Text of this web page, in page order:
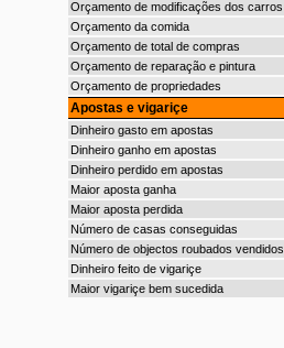
Orçamento de modificações dos carros
Orçamento da comida
Orçamento de total de compras
Orçamento de reparação e pintura
Orçamento de propriedades
Apostas e vigariçe
Dinheiro gasto em apostas
Dinheiro ganho em apostas
Dinheiro perdido em apostas
Maior aposta ganha
Maior aposta perdida
Número de casas conseguidas
Número de objectos roubados vendidos
Dinheiro feito de vigariçe
Maior vigariçe bem sucedida